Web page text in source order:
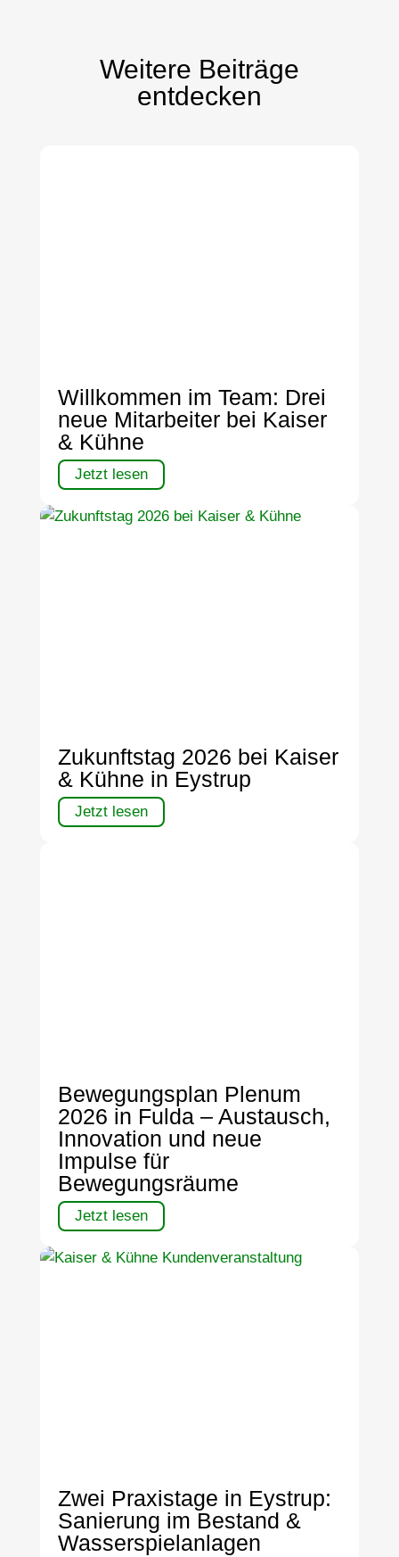
Weitere Beiträge
entdecken
Willkommen im Team: Drei
neue Mitarbeiter bei Kaiser
& Kühne
Jetzt lesen
Zukunftstag 2026 bei Kaiser
& Kühne in Eystrup
Jetzt lesen
Bewegungsplan Plenum
2026 in Fulda – Austausch,
Innovation und neue
Impulse für
Bewegungsräume
Jetzt lesen
Zwei Praxistage in Eystrup:
Sanierung im Bestand &
Wasserspielanlagen